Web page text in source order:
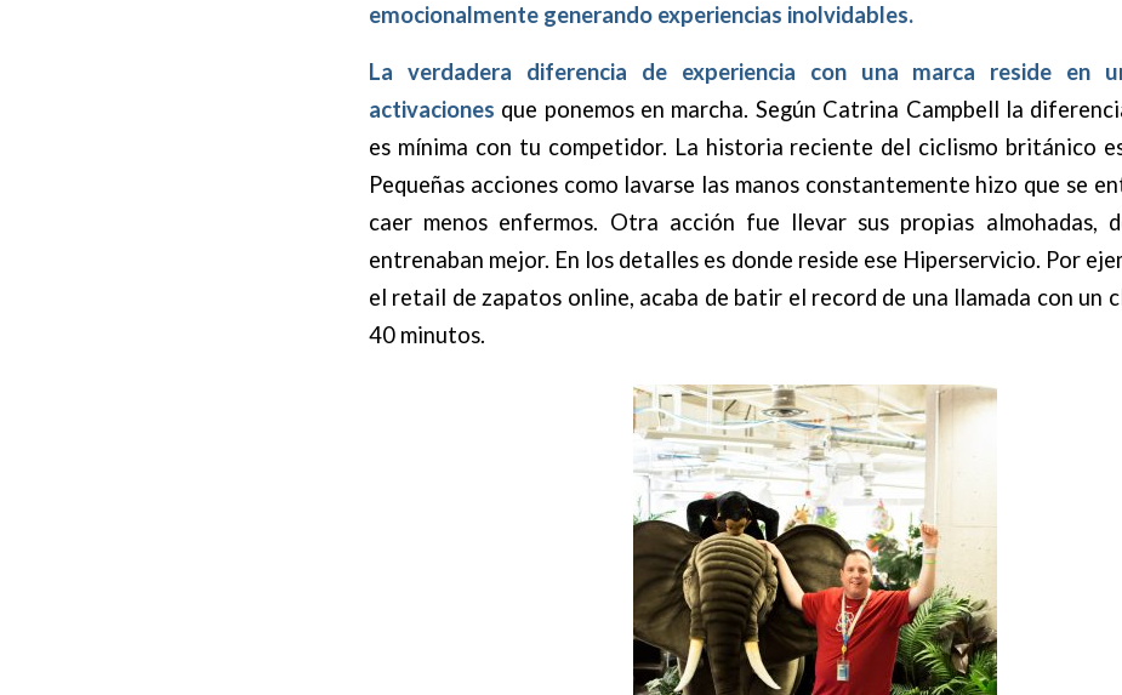
emocionalmente generando experiencias inolvidables.
La verdadera diferencia de experiencia con una marca reside en
activaciones que ponemos en marcha. Según Catrina Campbell la
es mínima con tu competidor. La historia reciente del ciclismo británico
Pequeñas acciones como lavarse las manos constantemente hizo que se
caer menos enfermos. Otra acción fue llevar sus propias almohadas,
entrenaban mejor. En los detalles es donde reside ese Hiperservicio. Por
el retail de zapatos online, acaba de batir el record de una llamada con un
40 minutos.